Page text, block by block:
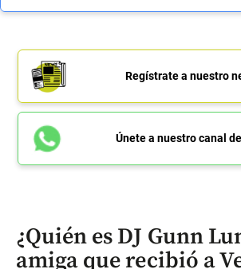
Regístrate a nuestro
Únete a nuestro canal
¿Quién es DJ Gunn
amiga que recibió a